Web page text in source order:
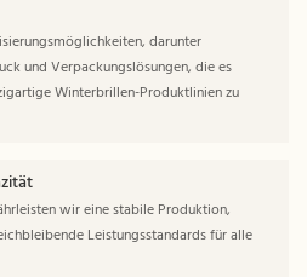
darunter
und Verpackungslösungen, die es
Winterbrillen-Produktlinien zu
wir eine stabile Produktion,
Leistungsstandards für alle